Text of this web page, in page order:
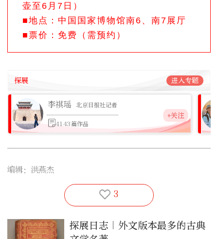
壶至6月7日）
■地点：中国国家博物馆南6、南7展厅
■票价：免费（需预约）
探展 进入专题
李祺瑶 北京日报社记者
4143篇作品
+关注
编辑：洪燕杰
3
探展日志｜外文版本最多的古典